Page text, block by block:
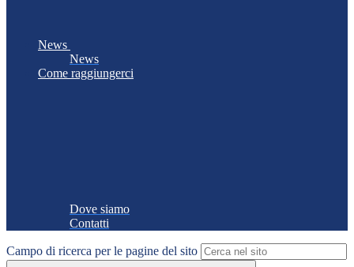
News
News
Come raggiungerci
Dove siamo
Contatti
Campo di ricerca per le pagine del sito